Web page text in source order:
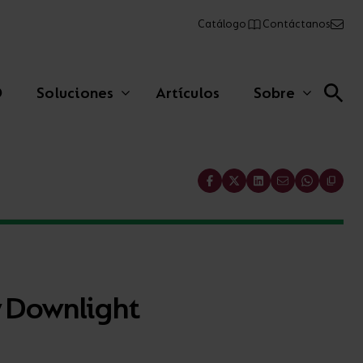
Catálogo Contáctanos
Soluciones Artículos Sobre
Emergencia
Share
Downlight